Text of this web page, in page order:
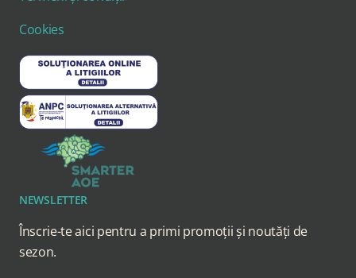
Cookies
NEWSLETTER
Înscrie-te aici pentru a primi promoții și noutăți de
sezon.